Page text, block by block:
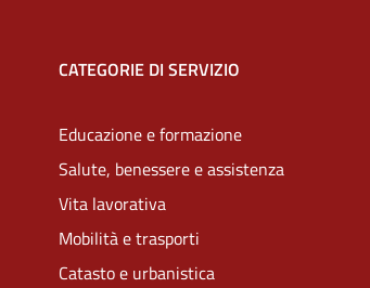
CATEGORIE DI SERVIZIO
Educazione e formazione
Salute, benessere e assistenza
Vita lavorativa
Mobilità e trasporti
Catasto e urbanistica